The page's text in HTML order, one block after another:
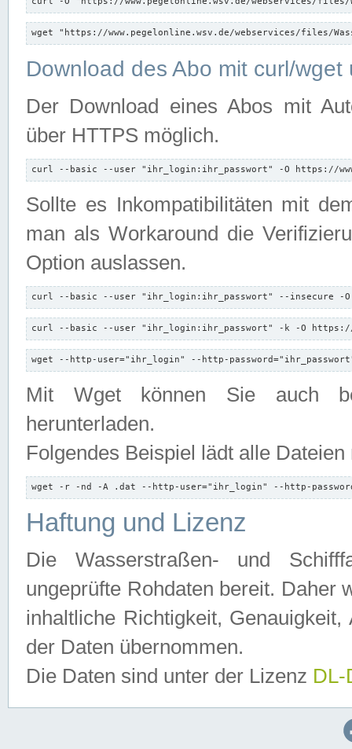
wget "https://www.pegelonline.wsv.de/webservices/files/
Download des Abo mit curl/
Der Download eines Abos mit
über HTTPS möglich.
curl --basic --user "ihr_login:ihr_passwort" -O https://
Sollte es Inkompatibilitäten mit
man als Workaround die
Option auslassen.
curl --basic --user "ihr_login:ihr_passwort" --insecure -
curl --basic --user "ihr_login:ihr_passwort" -k -O https://
wget --http-user="ihr_login" --http-
Mit Wget können Sie auch
herunterladen.
Folgendes Beispiel lädt alle
wget -r -nd -A .dat --http-user="ihr_login" --http-
Haftung und Lizenz
Die Wasserstraßen- und
ungeprüfte Rohdaten bereit. Daher
inhaltliche Richtigkeit,
der Daten übernommen.
Die Daten sind unter der Lizenz